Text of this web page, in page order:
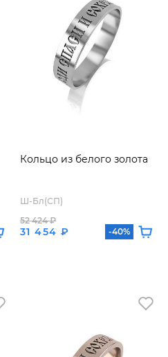
Кольцо из белого золота
Ш-Бл(СП)
31 454 ₽
52 424 ₽
-40%